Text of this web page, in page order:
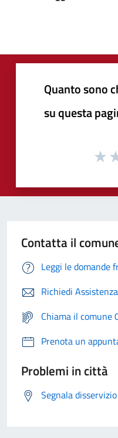
Quanto sono
su questa
Contatta il
Leggi le domande
Richiedi Assistenza
Chiama il comune
Prenota un
Problemi in città
Segnala disservizio